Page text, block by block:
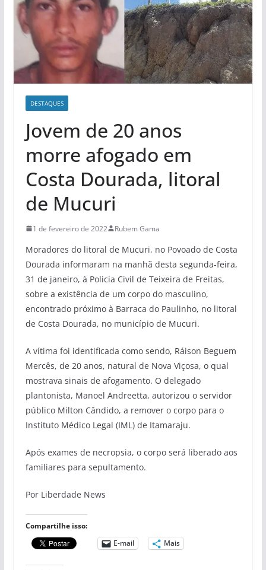
DESTAQUES
Jovem de 20 anos
morre afogado em
Costa Dourada, litoral
de Mucuri
1 de fevereiro de 2022 Rubem Gama
Moradores do litoral de Mucuri, no Povoado de Costa
Dourada informaram na manhã desta segunda-feira,
31 de janeiro, à Policia Civil de Teixeira de Freitas,
sobre a existência de um corpo do masculino,
encontrado próximo à Barraca do Paulinho, no litoral
de Costa Dourada, no município de Mucuri.
A vítima foi identificada como sendo, Ráison Beguem
Mercês, de 20 anos, natural de Nova Viçosa, o qual
mostrava sinais de afogamento. O delegado
plantonista, Manoel Andreetta, autorizou o servidor
público Milton Cândido, a remover o corpo para o
Instituto Médico Legal (IML) de Itamaraju.
Após exames de necropsia, o corpo será liberado aos
familiares para sepultamento.
Por Liberdade News
Compartilhe isso:
E-mail
Mais